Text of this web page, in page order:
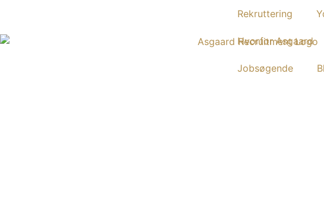
Rekruttering
Hvorfor Asgaard
Jobsøgende